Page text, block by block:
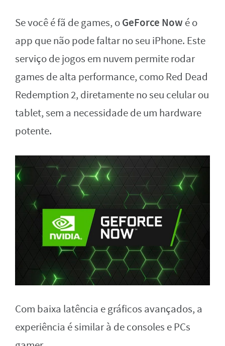
Se você é fã de games, oGeForce Now é o
app que não pode faltar no seu iPhone. Este
serviço de jogos em nuvem permite rodar
games de alta performance, como Red Dead
Redemption 2, diretamente no seu celular ou
tablet, sem a necessidade de um hardware
potente.
Com baixa latência e gráficos avançados, a
experiência é similar à de consoles e PCs